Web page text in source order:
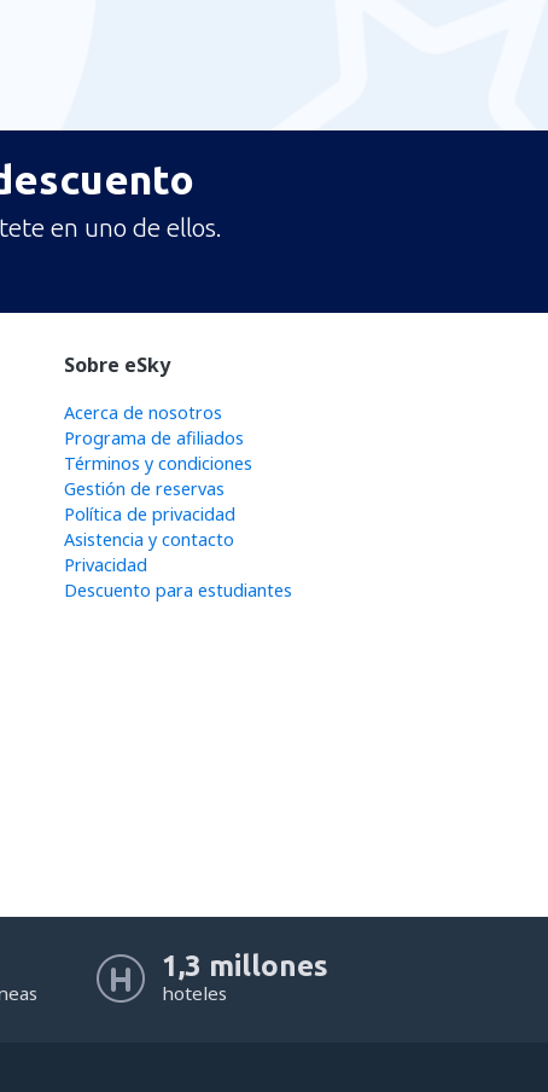
en uno de ellos.
Sobre eSky
Acerca de nosotros
Programa de afiliados
Términos y condiciones
Gestión de reservas
Política de privacidad
Asistencia y contacto
Privacidad
Descuento para estudiantes
1,3 millones
hoteles